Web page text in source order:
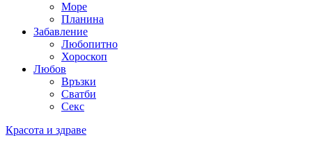
Море
Планина
Забавление
Любопитно
Хороскоп
Любов
Връзки
Сватби
Секс
Категория:
Красота и здраве